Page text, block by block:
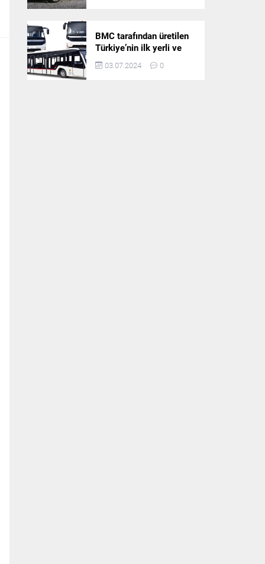
BMC tarafından üretilen
Türkiye’nin ilk yerli ve
milli apron otobüsü
Neoport’a yurt dışından
03.07.2024 0